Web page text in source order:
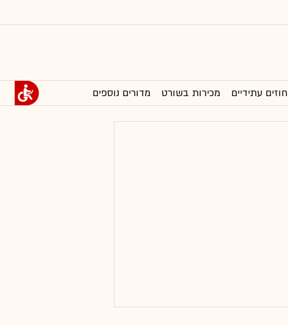
חוזים עתידיים מכירות בשורט מדורים נוספים